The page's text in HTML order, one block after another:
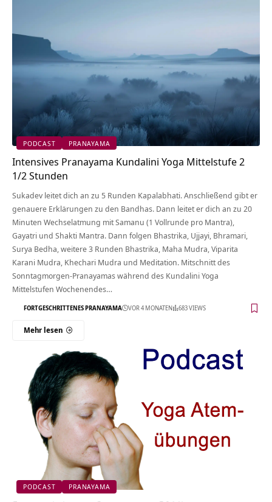
PODCAST PRANAYAMA
Intensives Pranayama Kundalini Yoga Mittelstufe 2
1/2 Stunden
Sukadev leitet dich an zu 5 Runden Kapalabhati. Anschließend gibt er
genauere Erklärungen zu den Bandhas. Dann leitet er dich an zu 20
Minuten Wechselatmung mit Samanu (1 Vollrunde pro Mantra),
Gayatri und Shakti Mantra. Dann folgen Bhastrika, Ujjayi, Bhramari,
Surya Bedha, weitere 3 Runden Bhastrika, Maha Mudra, Viparita
Karani Mudra, Khechari Mudra und Meditation. Mitschnitt des
Sonntagmorgen-Pranayamas während des Kundalini Yoga
Mittelstufen Wochenendes…
FORTGESCHRITTENES PRANAYAMA VOR 4 MONATEN 683 VIEWS
Mehr lesen
PODCAST PRANAYAMA